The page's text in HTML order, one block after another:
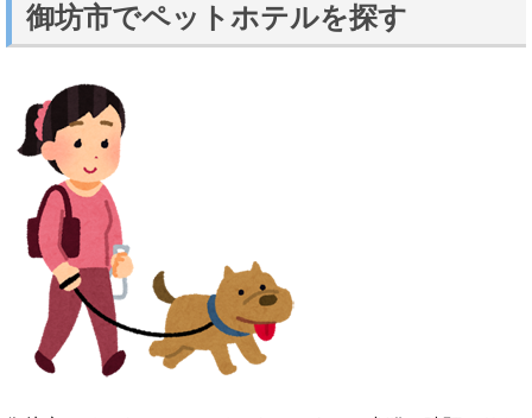
御坊市でペットホテルを探す